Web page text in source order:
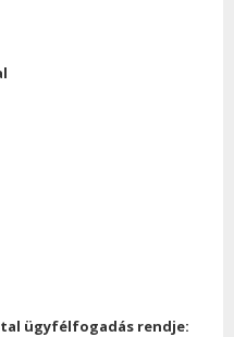
ügyfélfogadás rendje: